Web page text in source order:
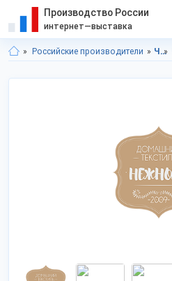
Производство России
интернет—выставка
Российские производители Чувашская респ.